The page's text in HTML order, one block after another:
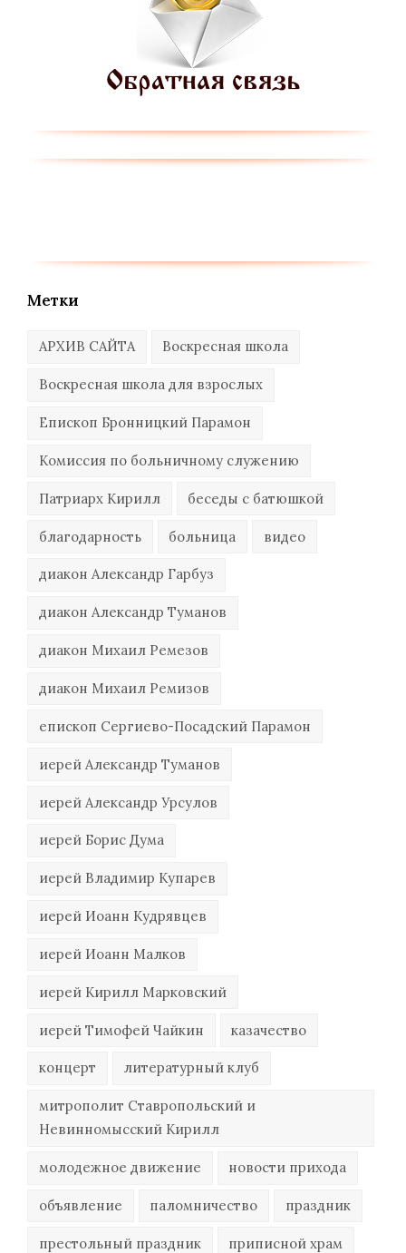
Метки
АРХИВ САЙТА Воскресная школа
Воскресная школа для взрослых
Епископ Бронницкий Парамон
Комиссия по больничному служению
Патриарх Кирилл беседы с батюшкой
благодарность больница видео
диакон Александр Гарбуз
диакон Александр Туманов
диакон Михаил Ремезов
диакон Михаил Ремизов
епископ Сергиево-Посадский Парамон
иерей Александр Туманов
иерей Александр Урсулов
иерей Борис Дума
иерей Владимир Купарев
иерей Иоанн Кудрявцев
иерей Иоанн Малков
иерей Кирилл Марковский
иерей Тимофей Чайкин казачество
концерт литературный клуб
митрополит Ставропольский и
Невинномысский Кирилл
молодежное движение новости прихода
объявление паломничество праздник
престольный праздник приписной храм